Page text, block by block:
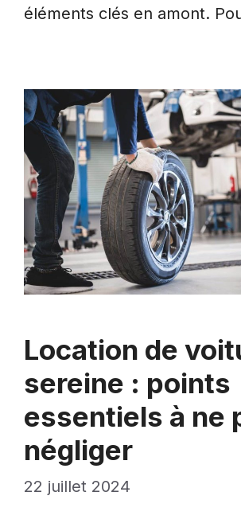
éléments clés en amont.
Location de
sereine : points
essentiels à ne
négliger
22 juillet 2024